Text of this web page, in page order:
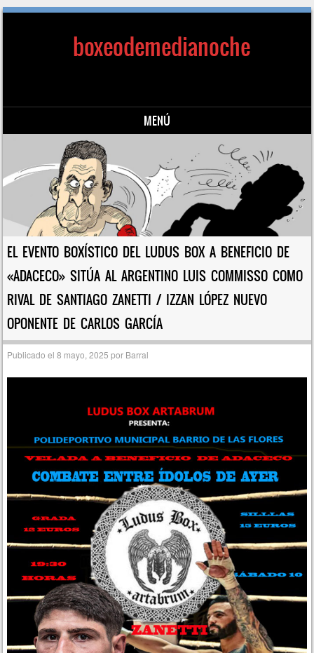
boxeodemedianoche
MENÚ
Saltar al contenido
EL EVENTO BOXÍSTICO DEL LUDUS BOX A BENEFICIO DE
«ADACECO» SITÚA AL ARGENTINO LUIS COMMISSO COMO
RIVAL DE SANTIAGO ZANETTI / IZZAN LÓPEZ NUEVO
OPONENTE DE CARLOS GARCÍA
Publicado el8 mayo, 2025 por Barral